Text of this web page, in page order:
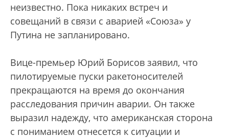
неизвестно. Пока никаких встреч и
совещаний в связи с аварией «Союза» у
Путина не запланировано.
Вице-премьер Юрий Борисов заявил, что
пилотируемые пуски ракетоносителей
прекращаются на время до окончания
расследования причин аварии. Он также
выразил надежду, что американская сторона
с пониманием отнесется к ситуации и